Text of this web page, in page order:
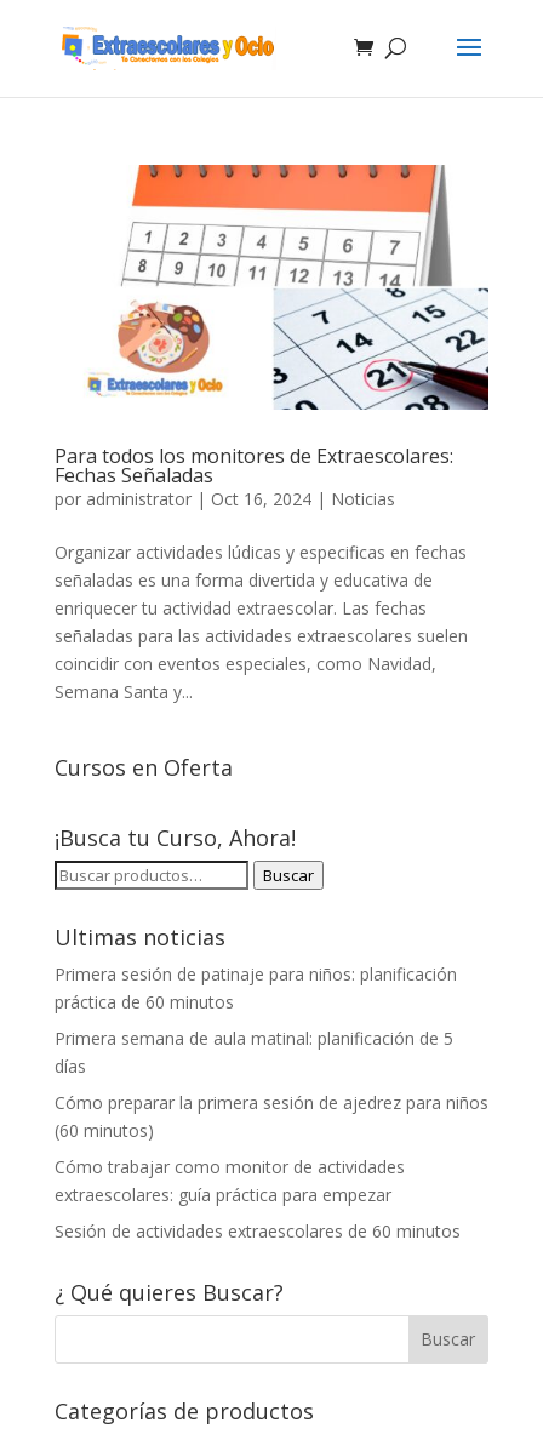
Para todos los monitores de Extraescolares:
Fechas Señaladas
por administrator| Oct 16, 2024| Noticias
Organizar actividades lúdicas y especificas en fechas
señaladas es una forma divertida y educativa de
enriquecer tu actividad extraescolar. Las fechas
señaladas para las actividades extraescolares suelen
coincidir con eventos especiales, como Navidad,
Semana Santa y...
Cursos en Oferta
¡Busca tu Curso, Ahora!
BUSCAR
Buscar
Ultimas noticias
Primera sesión de patinaje para niños: planificación
práctica de 60 minutos
Primera semana de aula matinal: planificación de 5
días
Cómo preparar la primera sesión de ajedrez para niños
(60 minutos)
Cómo trabajar como monitor de actividades
extraescolares: guía práctica para empezar
Sesión de actividades extraescolares de 60 minutos
¿ Qué quieres Buscar?
Categorías de productos